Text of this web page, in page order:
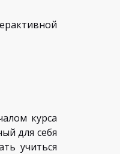
курса
для себя
учиться